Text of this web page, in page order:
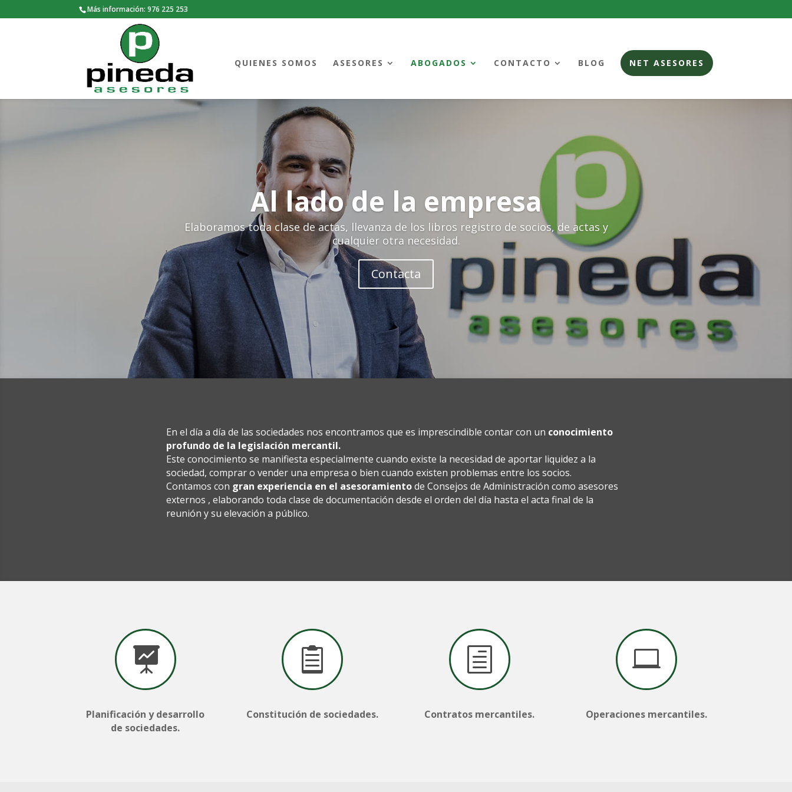
Más información: 976 225 253
QUIENES SOMOS ASESORES ABOGADOS CONTACTO BLOG NET ASESORES
Al lado de la empresa
Elaboramos toda clase de actas, llevanza de los libros registro de socios, de actas y
cualquier otra necesidad.
Contacta
En el día a día de las sociedades nos encontramos que es imprescindible contar con un conocimiento
profundo de la legislación mercantil.
Este conocimiento se manifiesta especialmente cuando existe la necesidad de aportar liquidez a la
sociedad, comprar o vender una empresa o bien cuando existen problemas entre los socios.
Contamos con gran experiencia en el asesoramientode Consejos de Administración como asesores
externos , elaborando toda clase de documentación desde el orden del día hasta el acta final de la
reunión y su elevación a público.

Planificación y desarrollo
de sociedades.

Constitución de sociedades.
h
Contratos mercantiles.

Operaciones mercantiles.